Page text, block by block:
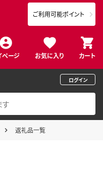
ページ お気に入り カート
ご利用可能ポイント
ログイン
返礼品一覧